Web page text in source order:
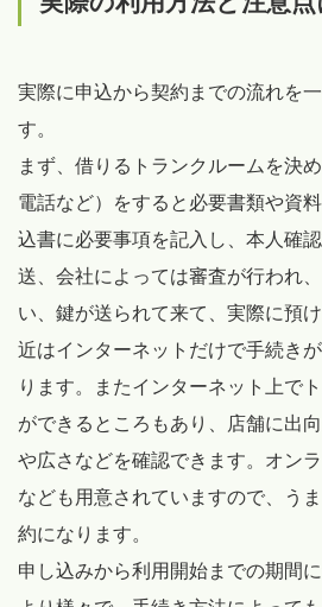
実際に申込から契約までの流れを
す。
まず、借りるトランクルームを決
電話など）をすると必要書類や資
込書に必要事項を記入し、本人確
送、会社によっては審査が行われ
い、鍵が送られて来て、実際に預
近はインターネットだけで手続き
ります。またインターネット上で
ができるところもあり、店舗に出
や広さなどを確認できます。オン
なども用意されていますので、う
約になります。
申し込みから利用開始までの期間